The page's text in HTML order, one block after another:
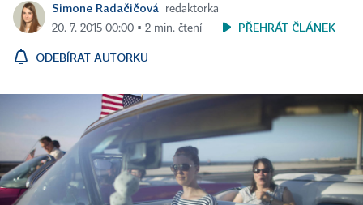
Simone Radačičová
redaktorka
20. 7. 2015 00:00 ▪ 2 min. čtení
PŘEHRÁT ČLÁNEK
ODEBÍRAT AUTORKU